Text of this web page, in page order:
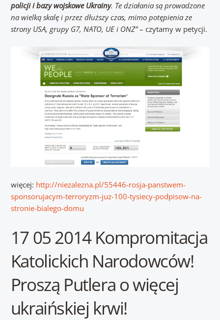
policji i bazy wojskowe Ukrainy. Te działania są prowadzone
na wielką skalę i przez dłuższyczas, mimo potępienia ze
strony USA, grupy G7, NATO, UE i ONZ”– czytamy w petycji.
więcej: http://niezalezna.pl/55446-rosja-panstwem-
sponsorujacym-terroryzm-juz-100-tysiecy-podpisow-na-
stronie-bialego-domu
17 05 2014 Kompromitacja
Katolickich Narodowców!
Proszą Putlera o więcej
ukraińskiej krwi!